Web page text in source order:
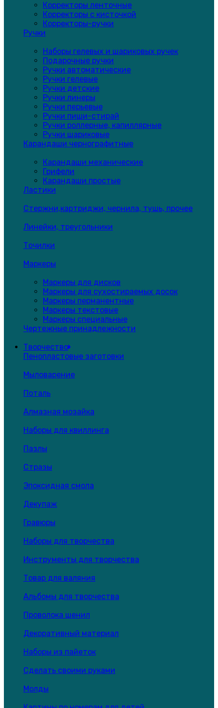
Корректоры ленточные
Корректоры с кисточкой
Корректоры-ручки
Ручки
Наборы гелевых и шариковых ручек
Подарочные ручки
Ручки автоматические
Ручки гелевые
Ручки детские
Ручки линеры
Ручки перьевые
Ручки пиши-стирай
Ручки роллерные, капиллярные
Ручки шариковые
Карандаши чернографитные
Карандаши механические
Грифели
Карандаши простые
Ластики
Стержни,картриджи, чернила, тушь, прочее
Линейки, треугольники
Точилки
Маркеры
Маркеры для дисков
Маркеры для сухостираемых досок
Маркеры перманентные
Маркеры текстовые
Маркеры специальные
Чертежные принадлежности
Творчество
Пенопластовые заготовки
Мыловарение
Поталь
Алмазная мозайка
Наборы для квиллинга
Пазлы
Стразы
Эпоксидная смола
Декупаж
Гравюры
Наборы для творчества
Инструменты для творчества
Товар для валяния
Альбомы для творчества
Проволока шенил
Декоративный материал
Наборы из пайеток
Сделать своими руками
Молды